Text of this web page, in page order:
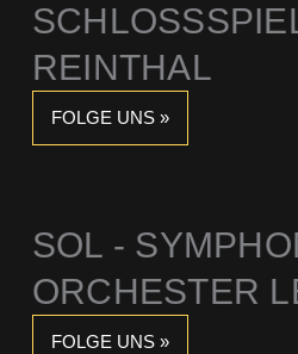
EINTHAL
FOLGE UNS »
SOL -
ORCHESTER
FOLGE UNS »